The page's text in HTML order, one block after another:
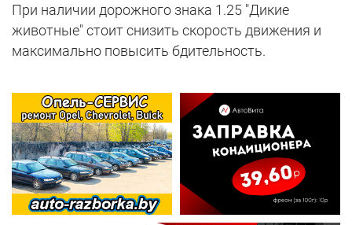
При наличии дорожного знака 1.25 "Дикие
животные" стоит снизить скорость движения и
максимально повысить бдительность.